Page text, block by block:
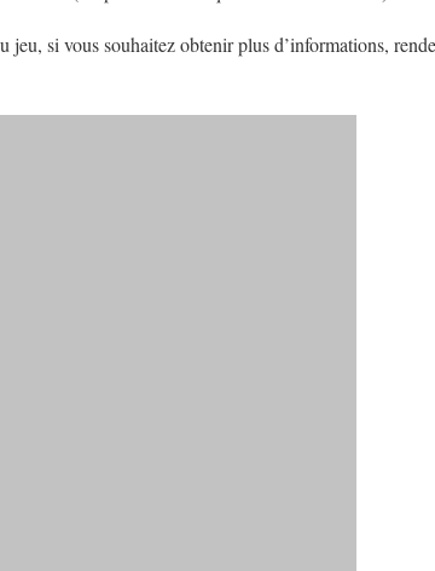
jeu, si vous souhaitez obtenir plus d’informations,